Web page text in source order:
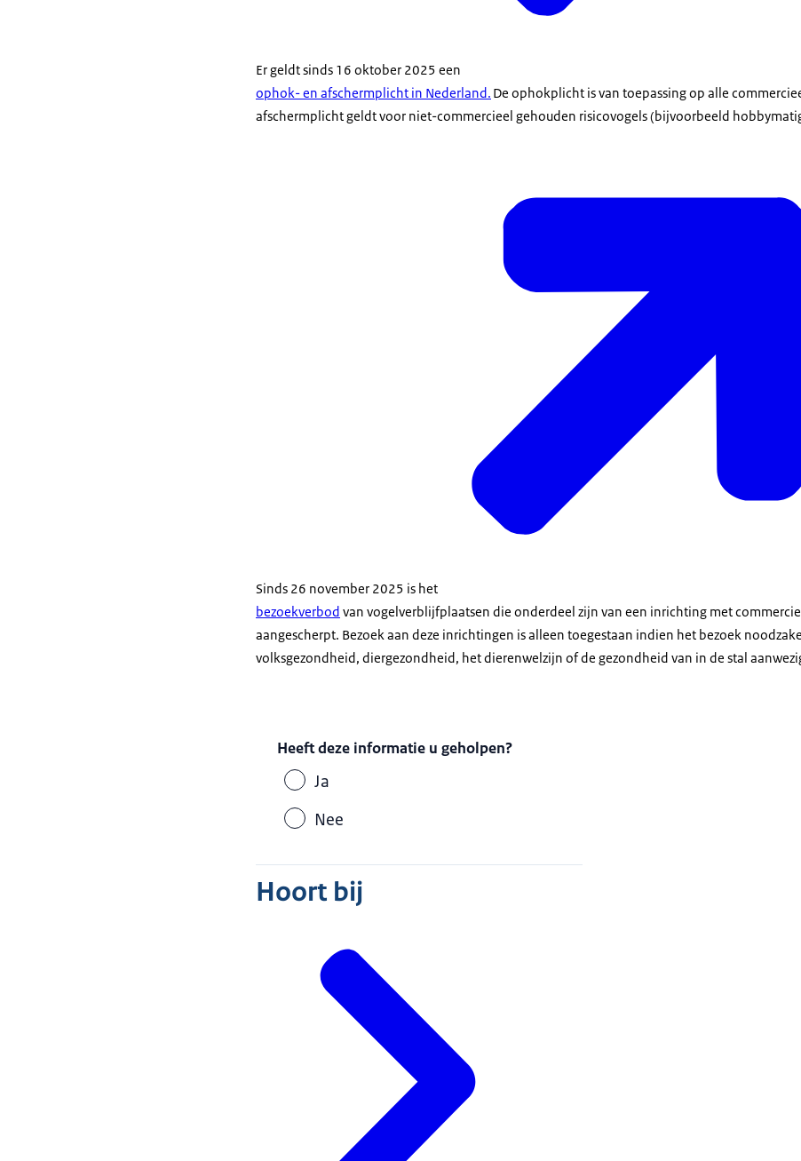
Er geldt sinds 16 oktober 2025 een
ophok- en afschermplicht in Nederland. De ophokplicht is van toepassing op alle
afschermplicht geldt voor niet-commercieel gehouden risicovogels (bijvoorbeeld
Sinds 26 november 2025 is het
bezoekverbod van vogelverblijfplaatsen die onderdeel zijn van een inrichting met
aangescherpt. Bezoek aan deze inrichtingen is alleen toegestaan indien het bezoek
volksgezondheid, diergezondheid, het dierenwelzijn of de gezondheid van in de stal
Heeft deze informatie u geholpen?
Ja
Nee
Hoort bij